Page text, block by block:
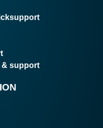
& support